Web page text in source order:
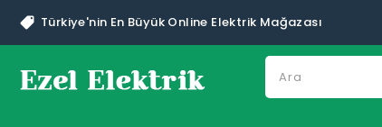
Türkiye'nin En Büyük Online Elektrik Mağazası